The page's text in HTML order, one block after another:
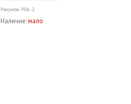
Рисунок 706-2
Наличие:мало